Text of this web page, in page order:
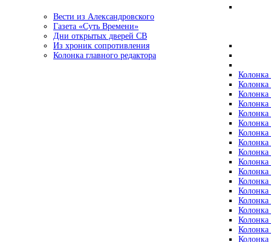
Вести из Александровского
Газета «Суть Времени»
Дни открытых дверей СВ
Из хроник сопротивления
Колонка главного редактора
Колонка
Колонка
Колонка
Колонка
Колонка
Колонка
Колонка
Колонка
Колонка
Колонка
Колонка
Колонка
Колонка
Колонка
Колонка
Колонка
Колонка
Колонка